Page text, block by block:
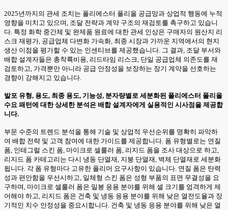
2025년까지의 관세 조치는 폴리에스터 폴리올 공급망과 상업적 행동에 누적
영향을 미치고 있으며, 조달 전략과 계약 구조의 재검토를 촉구하고 있습니
다. 특정 화학 중간체 및 완제품 원료에 대한 관세 인상은 구매자의 원산지 리
스크 재평가, 공급업체 다변화 가속화, 최종 시장과 가까운 지역에서의 현지
생산 이점을 평가할 수 있는 인센티브를 제공했습니다. 그 결과, 조달 부서와
배합 설계자들은 총착륙비용, 리드타임 리스크, 단일 공급업체 의존도를 재
검토하고, 가격뿐만 아니라 공급 안정성을 보장하는 장기 계약을 선호하는
경향이 강해지고 있습니다.
발포 유형, 용도, 최종 용도, 기능성, 분자량별로 세분화된 폴리에스터 폴리올
수요 패턴에 대한 상세한 분석은 배합 설계자에게 실용적인 시사점을 제공합
니다.
부문 수준의 트렌드 분석을 통해 기술 및 상업적 우선순위를 명확히 파악하
여 배합 전략 및 고객 참여에 대한 가이드를 제공합니다. 폼 유형별로는 연질
폼, 인테그럴 스킨 폼, 마이크로 셀룰러 폼, 리지드 폼을 조사 대상으로 하고,
리지드 폼 카테고리는 다시 냉동 단열재, 지붕 단열재, 벽체 단열재로 세분화
됩니다. 각 폼 유형마다 고유한 폴리머 요구사항이 있습니다. 연질 폼은 탄력
성과 편안함을 우선시하고, 일체형 스킨 폼은 성형 부품의 표면 무결성을 요
구하며, 마이크로 셀룰러 폼은 밀봉 응용 분야를 위해 셀 크기를 엄격하게 제
어해야 하고, 리지드 폼은 건축 및 냉동 응용 분야를 위해 낮은 열전도율과 장
기적인 치수 안정성을 중요시합니다. 건축 및 냉동 응용 분야를 위해 낮은 열